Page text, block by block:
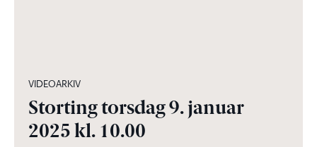
VIDEOARKIV
Storting torsdag 9. januar
2025 kl. 10.00